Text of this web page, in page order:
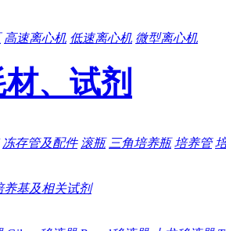
高速离心机 低速离心机 微型离心机
、试剂
冻存管及配件 滚瓶 三角培养瓶 培养管
养基及相关试剂